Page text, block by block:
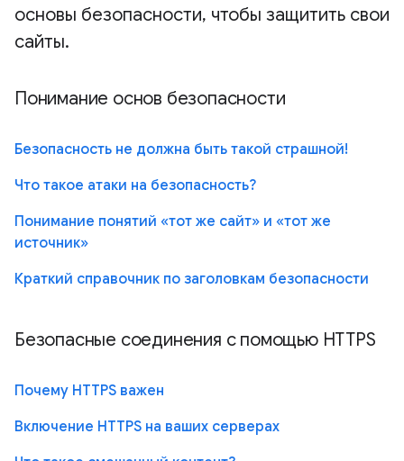
основы безопасности, чтобы защитить свои
сайты.
Понимание основ безопасности
Безопасность не должна быть такой страшной!
Что такое атаки на безопасность?
Понимание понятий «тот же сайт» и «тот же
источник»
Краткий справочник по заголовкам безопасности
Безопасные соединения с помощью HTTPS
Почему HTTPS важен
Включение HTTPS на ваших серверах